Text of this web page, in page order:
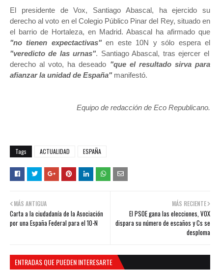
El presidente de Vox, Santiago Abascal, ha ejercido su
derecho al voto en el Colegio Público Pinar del Rey, situado en
el barrio de Hortaleza, en Madrid. Abascal ha afirmado que
"no tienen expectactivas"en este 10N y sólo espera el
"veredicto de las urnas". Santiago Abascal, tras ejercer el
derecho al voto, ha deseado "que el resultado sirva para
afianzar la unidad de España"manifestó.
Equipo de redacción de Eco Republicano.
Tags ACTUALIDAD ESPAÑA
MÁS RECIENTE
El PSOE gana las elecciones, VOX
dispara su número de escaños y Cs se
desploma
MÁS ANTIGUA
Carta a la ciudadanía de la Asociación
por una España Federal para el 10-N
ENTRADAS QUE PUEDEN INTERESARTE